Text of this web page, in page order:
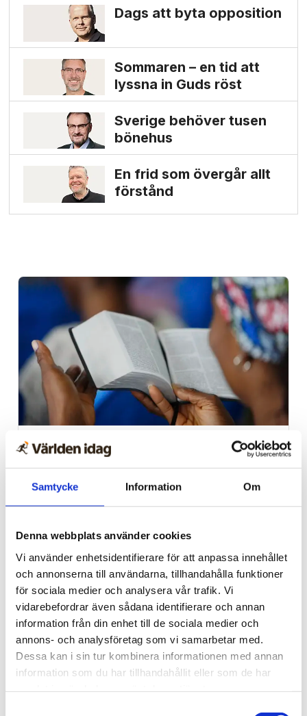
Samtycke Information Om
Denna webbplats använder cookies
Vi använder enhetsidentifierare för att anpassa innehållet
och annonserna till användarna, tillhandahålla funktioner
för sociala medier och analysera vår trafik. Vi
vidarebefordrar även sådana identifierare och annan
information från din enhet till de sociala medier och
annons- och analysföretag som vi samarbetar med.
Dessa kan i sin tur kombinera informationen med annan
information som du har tillhandahållit eller som de har
Dags att byta opposition
Sommaren – en tid att
lyssna in Guds röst
Sverige behöver tusen
bönehus
En frid som övergår allt
förstånd
Afrika
Nigeriansk kvinna ville
slå världs­rekord – läste